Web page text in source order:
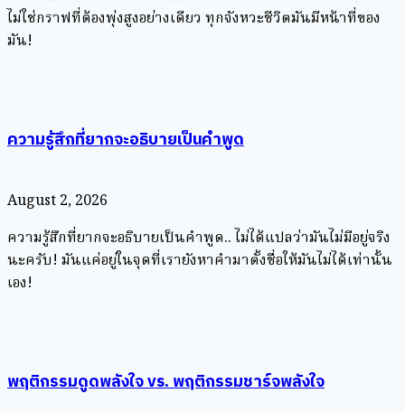
ไม่ใช่กราฟที่ต้องพุ่งสูงอย่างเดียว ทุกจังหวะชีวิตมันมีหน้าที่ของ
มัน!
ความรู้สึกที่ยากจะอธิบายเป็นคำพูด
August 2, 2026
ความรู้สึกที่ยากจะอธิบายเป็นคำพูด.. ไม่ได้แปลว่ามันไม่มีอยู่จริง
นะครับ! มันแค่อยู่ในจุดที่เรายังหาคำมาตั้งชื่อให้มันไม่ได้เท่านั้น
เอง!
พฤติกรรมดูดพลังใจ vs. พฤติกรรมชาร์จพลังใจ